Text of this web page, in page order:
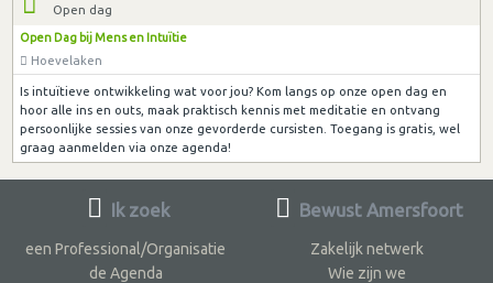
Open dag
Open Dag bij Mens en Intuïtie
Hoevelaken
Is intuïtieve ontwikkeling wat voor jou? Kom langs op onze open dag en
hoor alle ins en outs, maak praktisch kennis met meditatie en ontvang
persoonlijke sessies van onze gevorderde cursisten. Toegang is gratis, wel
graag aanmelden via onze agenda!
Ik zoek
een Professional/Organisatie
de Agenda
Bewust Amersfoort
Zakelijk netwerk
Wie zijn we